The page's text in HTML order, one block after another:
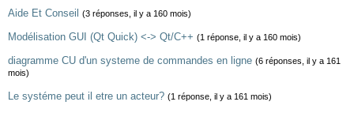
Aide Et Conseil (3 réponses, il y a 160 mois)
Modélisation GUI (Qt Quick) <-> Qt/C++ (1 réponse, il y a 160 mois)
diagramme CU d'un systeme de commandes en ligne (6 réponses, il y a 161
mois)
Le systéme peut il etre un acteur? (1 réponse, il y a 161 mois)